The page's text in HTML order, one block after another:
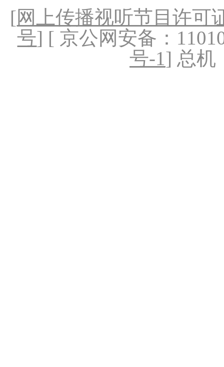
[网上传播视听节目许可
号] [ 京公网安备：
号-1] 总机